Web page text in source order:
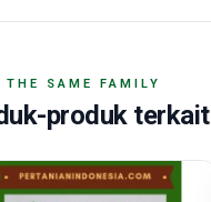
THE SAME FAMILY
produk terkait